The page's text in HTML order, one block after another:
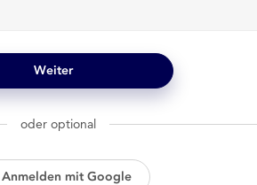
Weiter
oder optional
Anmelden mit Google